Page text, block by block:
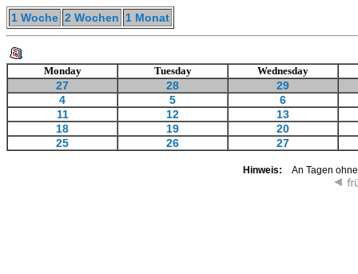
1 Woche 2 Wochen 1 Monat
Monday Tuesday Wednesday
27 28
29
4
5
6
11
12
13
18
19
20
25
26 27
Hinweis: An Tagen